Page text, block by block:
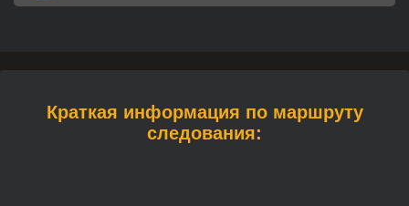
Краткая информация по маршруту
следования: